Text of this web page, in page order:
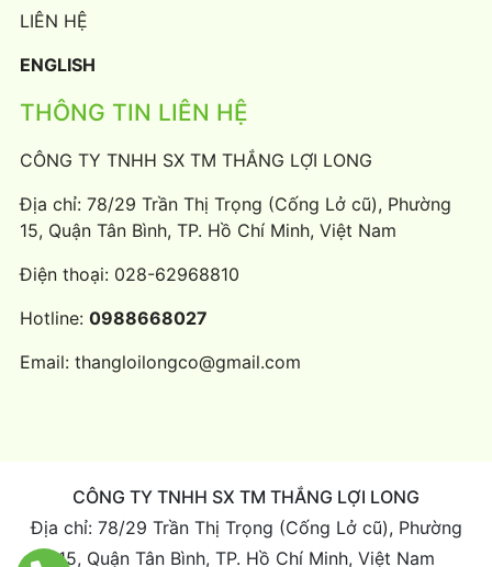
LIÊN HỆ
ENGLISH
THÔNG TIN LIÊN HỆ
CÔNG TY TNHH SX TM THẮNG LỢI LONG
Địa chỉ: 78/29 Trần Thị Trọng (Cống Lở cũ), Phường
15, Quận Tân Bình, TP. Hồ Chí Minh, Việt Nam
Điện thoại: 028-62968810
Hotline: 0988668027
Email: thangloilongco@gmail.com
CÔNG TY TNHH SX TM THẮNG LỢI LONG
Địa chỉ: 78/29 Trần Thị Trọng (Cống Lở cũ), Phường
15, Quận Tân Bình, TP. Hồ Chí Minh, Việt Nam